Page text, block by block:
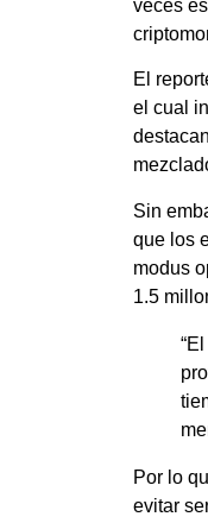
veces
El
el cual
Sin
que los
modus
1.5
Por lo
evitar